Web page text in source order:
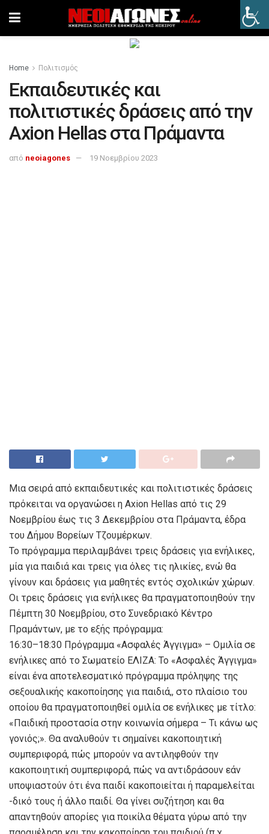
Home Πολιτισμός
Εκπαιδευτικές και
πολιτιστικές δράσεις από την
Axion Hellas στα Πράμαντα
από neoiagones 19 Νοεμβρίου 2023
Μια σειρά από εκπαιδευτικές και πολιτιστικές δράσεις
πρόκειται να οργανώσει η Axion Hellas από τις 29
Νοεμβρίου έως τις 3 Δεκεμβρίου στα Πράμαντα, έδρα
του Δήμου Βορείων Τζουμέρκων.
Το πρόγραμμα περιλαμβάνει τρεις δράσεις για ενήλικες,
μία για παιδιά και τρεις για όλες τις ηλικίες, ενώ θα
γίνουν και δράσεις για μαθητές εντός σχολικών χώρων.
Οι τρεις δράσεις για ενήλικες θα πραγματοποιηθούν την
Πέμπτη 30 Νοεμβρίου, στο Συνεδριακό Κέντρο
Πραμάντων, με το εξής πρόγραμμα:
16:30–18:30 Πρόγραμμα «Ασφαλές Άγγιγμα» – Ομιλία σε
ενήλικες από το Σωματείο ΕΛΙΖΑ: Το «Ασφαλές Άγγιγμα»
είναι ένα αποτελεσματικό πρόγραμμα πρόληψης της
σεξουαλικής κακοποίησης για παιδιά,, στο πλαίσιο του
οποίου θα πραγματοποιηθεί ομιλία σε ενήλικες με τίτλο:
«Παιδική προστασία στην κοινωνία σήμερα – Τι κάνω ως
γονιός;». Θα αναλυθούν τι σημαίνει κακοποιητική
συμπεριφορά, πώς μπορούν να αντιληφθούν την
κακοποιητική συμπεριφορά, πώς να αντιδράσουν εάν
υποψιαστούν ότι ένα παιδί κακοποιείται ή παραμελείται
-δικό τους ή άλλο παιδί. Θα γίνει συζήτηση και θα
απαντηθούν απορίες για ποικίλα θέματα γύρω από την